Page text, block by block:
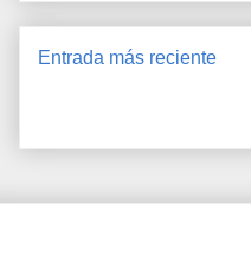
Entrada más reciente